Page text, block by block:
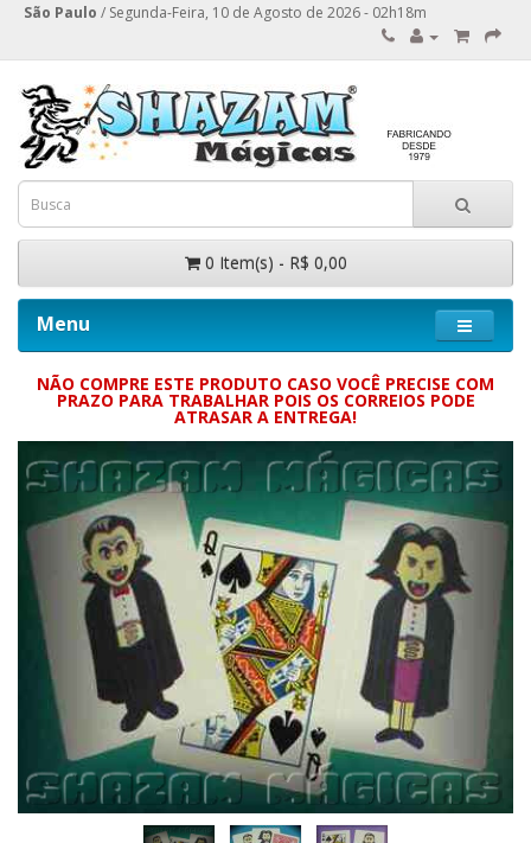
São Paulo / Segunda-Feira, 10 de Agosto de 2026 - 02h18m
0 Item(s) - R$ 0,00
Menu
NÃO COMPRE ESTE PRODUTO CASO VOCÊ PRECISE COM
PRAZO PARA TRABALHAR POIS OS CORREIOS PODE
ATRASAR A ENTREGA!